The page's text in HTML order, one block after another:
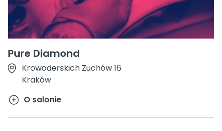
Pure Diamond
Krowoderskich Zuchów 16
Kraków
O salonie